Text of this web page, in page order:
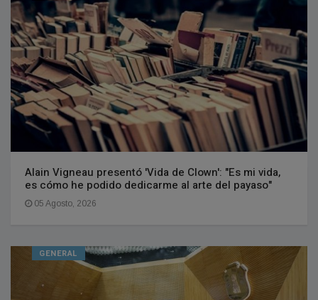
Alain Vigneau presentó 'Vida de Clown': "Es mi vida,
es cómo he podido dedicarme al arte del payaso"
05 Agosto, 2026
GENERAL